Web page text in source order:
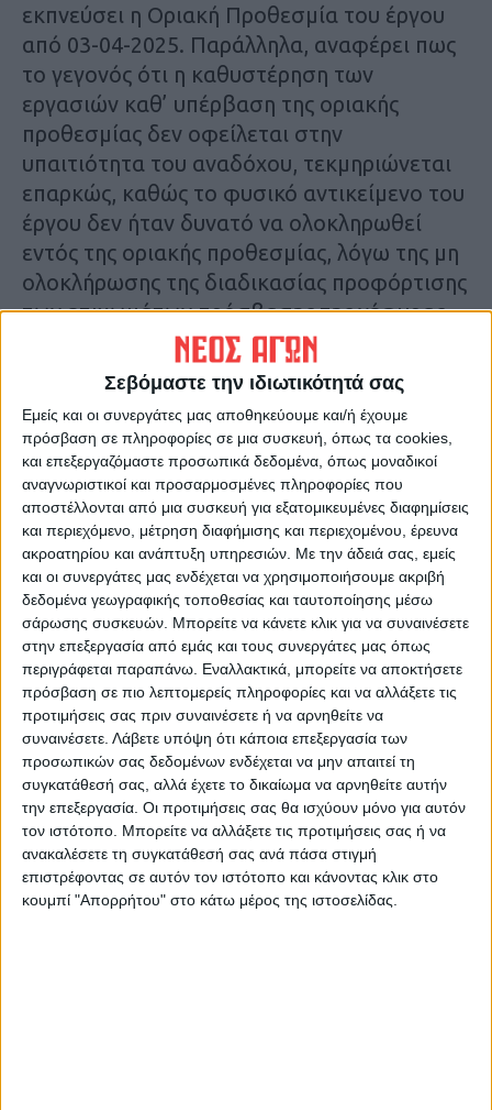
Σεβόμαστε την ιδιωτικότητά σας
Εμείς και οι συνεργάτες μας αποθηκεύουμε και/ή έχουμε
πρόσβαση σε πληροφορίες σε μια συσκευή, όπως τα cookies,
και επεξεργαζόμαστε προσωπικά δεδομένα, όπως μοναδικοί
αναγνωριστικοί και προσαρμοσμένες πληροφορίες που
αποστέλλονται από μια συσκευή για εξατομικευμένες διαφημίσεις
και περιεχόμενο, μέτρηση διαφήμισης και περιεχομένου, έρευνα
ακροατηρίου και ανάπτυξη υπηρεσιών. Με την άδειά σας, εμείς
και οι συνεργάτες μας ενδέχεται να χρησιμοποιήσουμε ακριβή
δεδομένα γεωγραφικής τοποθεσίας και ταυτοποίησης μέσω
σάρωσης συσκευών. Μπορείτε να κάνετε κλικ για να συναινέσετε
στην επεξεργασία από εμάς και τους συνεργάτες μας όπως
περιγράφεται παραπάνω. Εναλλακτικά, μπορείτε να αποκτήσετε
πρόσβαση σε πιο λεπτομερείς πληροφορίες και να αλλάξετε τις
προτιμήσεις σας πριν συναινέσετε ή να αρνηθείτε να
συναινέσετε. Λάβετε υπόψη ότι κάποια επεξεργασία των
προσωπικών σας δεδομένων ενδέχεται να μην απαιτεί τη
συγκατάθεσή σας, αλλά έχετε το δικαίωμα να αρνηθείτε αυτήν
την επεξεργασία. Οι προτιμήσεις σας θα ισχύουν μόνο για αυτόν
τον ιστότοπο. Μπορείτε να αλλάξετε τις προτιμήσεις σας ή να
ανακαλέσετε τη συγκατάθεσή σας ανά πάσα στιγμή
επιστρέφοντας σε αυτόν τον ιστότοπο και κάνοντας κλικ στο
κουμπί "Απορρήτου" στο κάτω μέρος της ιστοσελίδας.
εκπνεύσει η Οριακή Προθεσμία του έργου
από 03-04-2025. Παράλληλα, αναφέρει πως
το γεγονός ότι η καθυστέρηση των
εργασιών καθ’ υπέρβαση της οριακής
προθεσμίας δεν οφείλεται στην
υπαιτιότητα του αναδόχου, τεκμηριώνεται
επαρκώς, καθώς το φυσικό αντικείμενο του
έργου δεν ήταν δυνατό να ολοκληρωθεί
εντός της οριακής προθεσμίας, λόγω της μη
ολοκλήρωσης της διαδικασίας προφόρτισης
των επιχωμάτων πρόσβασης της γέφυρας
του Ενιπέα ποταμού, σύμφωνα με την
εγκεκριμένη μελέτη βελτίωσης του
επιχώματος της αρτηρίας. «Κατά συνέπεια η
μη ολοκλήρωση του φυσικού αντικειμένου
του έργου να μην αποτελεί υπαιτιότητα του
αναδόχου αφού εκτελέστηκαν όσες
εργασίες ήταν εφικτό να εκτελεστούν εντός
της οριακής προθεσμίας» αναφέρει.
Nα θυμίσουμε ότι προ διμήνου ο
Περιφεριάρχης Δημήτρης Κουρέτας σε
δήλωση του για το έργο είχε πει ότι το έργο
θα επαναδημοπρατηθεί για τις
εναπομείνασες εργασίες. «Ας μη ξεχνάμε ότι
είναι ένα έργο από το 2019 με αρκετές
”αμαρτίες”. Θεωρώ ότι ο νέος εργολάβος θα
το αναλάβει τέλος του τρέχοντος έτους ή
αρχές του 2026», είχε αναφέρει ο κ.
Κουρέτας, προσθέτοντας πως «το καλοκαίρι
του 2027, θα έχει λογικά ολοκληρωθεί η